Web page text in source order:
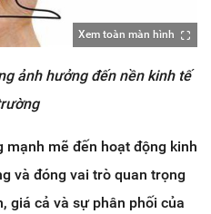
Xem toàn màn hình
ảnh hưởng đến nền kinh tế
mạnh mẽ đến hoạt động kinh
và đóng vai trò quan trọng
giá cả và sự phân phối của